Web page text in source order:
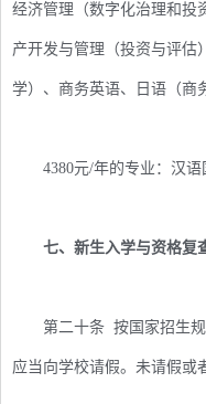
经济管理（数字化治理和投
产开发与管理（投资与评估
学）、商务英语、日语（商
4380元/年的专业：汉语
七、新生入学与资格复
第二十条 按国家招生规
应当向学校请假。未请假或